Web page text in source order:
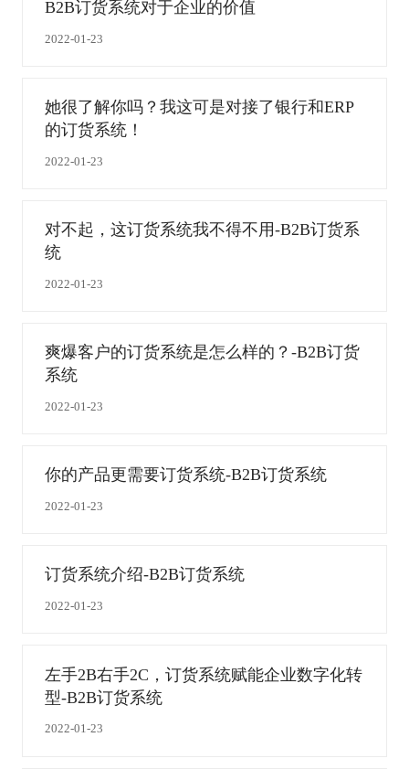
B2B订货系统对于企业的价值
2022-01-23
她很了解你吗？我这可是对接了银行和ERP
的订货系统！
2022-01-23
对不起，这订货系统我不得不用-B2B订货系
统
2022-01-23
爽爆客户的订货系统是怎么样的？-B2B订货
系统
2022-01-23
你的产品更需要订货系统-B2B订货系统
2022-01-23
订货系统介绍-B2B订货系统
2022-01-23
左手2B右手2C，订货系统赋能企业数字化转
型-B2B订货系统
2022-01-23